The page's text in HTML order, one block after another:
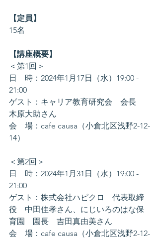
【定員】
15名
【講座概要】
＜第1回＞
日　時：2024年1月17日（水）19:00 -
21:00
ゲスト：キャリア教育研究会　会長
木原大助さん
会　場：cafe causa（小倉北区浅野2-12-
14）
＜第2回＞
日　時：2024年1月31日（水）19:00 -
21:00
ゲスト：株式会社ハピクロ　代表取締
役　中田佳孝さん、にじいろのはな保
育園　園長　吉田真由美さん
会　場：cafe causa（小倉北区浅野2-12-